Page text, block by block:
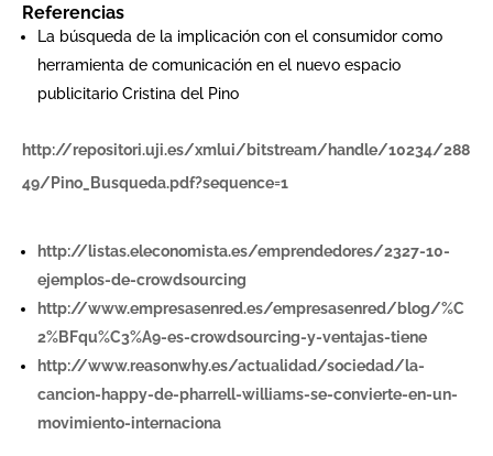
Referencias
La búsqueda de la implicación con el consumidor como
herramienta de comunicación en el nuevo espacio
publicitario Cristina del Pino
http://repositori.uji.es/xmlui/bitstream/handle/10234/288
49/Pino_Busqueda.pdf?sequence=1
http://listas.eleconomista.es/emprendedores/2327-10-
ejemplos-de-crowdsourcing
http://www.empresasenred.es/empresasenred/blog/%C
2%BFqu%C3%A9-es-crowdsourcing-y-ventajas-tiene
http://www.reasonwhy.es/actualidad/sociedad/la-
cancion-happy-de-pharrell-williams-se-convierte-en-un-
movimiento-internaciona